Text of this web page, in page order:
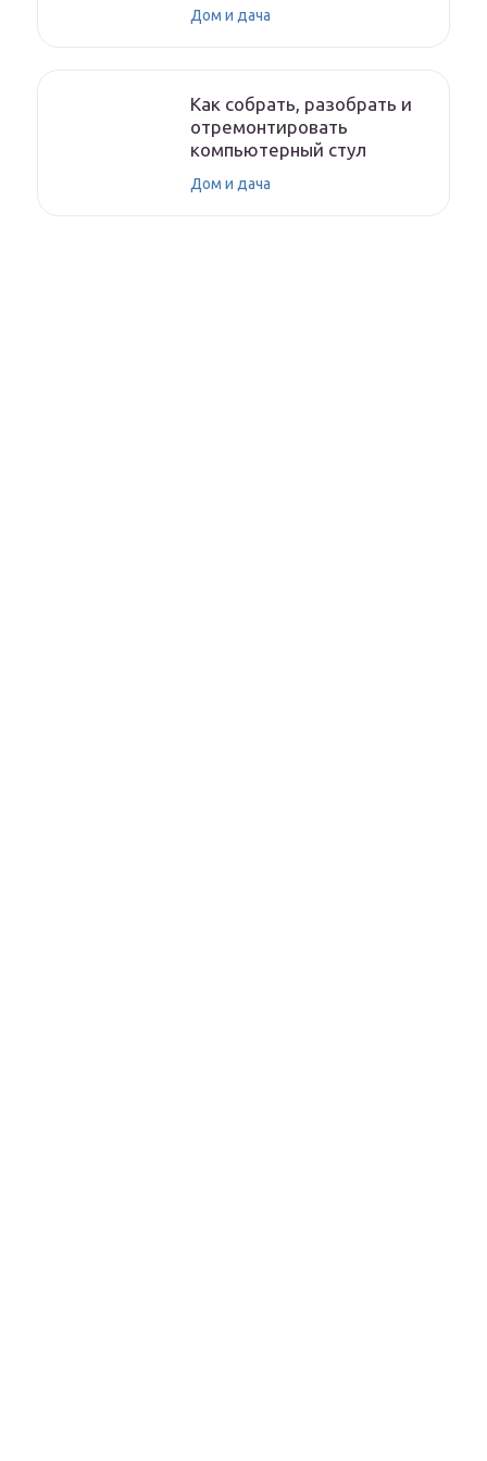
Дом и дача
Как собрать, разобрать и
отремонтировать
компьютерный стул
Дом и дача